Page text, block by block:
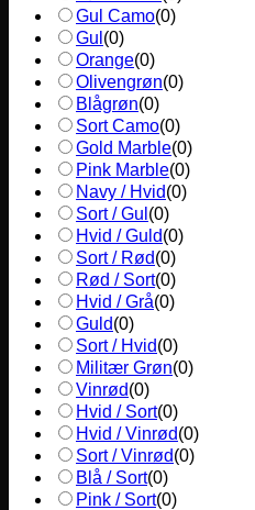
Gul Camo(0)
Gul (0)
Orange(0)
Olivengrøn(0)
Blågrøn(0)
Sort Camo(0)
Gold Marble(0)
Pink Marble(0)
Navy / Hvid(0)
Sort / Gul (0)
Hvid / Guld(0)
Sort / Rød(0)
Rød / Sort(0)
Hvid / Grå(0)
Guld(0)
Sort / Hvid(0)
Militær Grøn(0)
Vinrød(0)
Hvid / Sort(0)
Hvid / Vinrød(0)
Sort / Vinrød(0)
Blå / Sort(0)
Pink / Sort(0)